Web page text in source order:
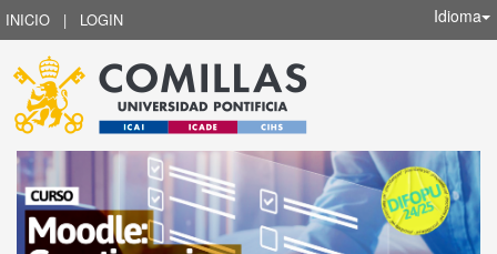
INICIO | LOGIN Idioma